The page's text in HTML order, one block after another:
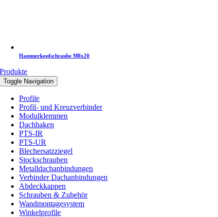
Hammerkopfschraube M8x20
Produkte
Toggle Navigation
Profile
Profil- und Kreuzverbinder
Modulklemmen
Dachhaken
PTS-IR
PTS-UR
Blechersatzziegel
Stockschrauben
Metalldachanbindungen
Verbinder Dachanbindungen
Abdeckkappen
Schrauben & Zubehör
Wandmontagesystem
Winkelprofile